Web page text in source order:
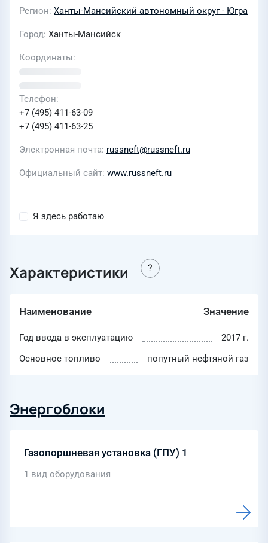
Регион Ханты-Мансийский автономный округ - Югра
Город Ханты-Мансийск
Координаты
Телефон
+7 (495) 411-63-09
+7 (495) 411-63-25
Электронная почта russneft@russneft.ru
Официальный сайт www.russneft.ru
Я здесь работаю
Характеристики
Наименование Значение
Год ввода в эксплуатацию
2017 г.
Основное топливо
попутный нефтяной газ
Энергоблоки
Газопоршневая установка (ГПУ) 1
1 вид оборудования